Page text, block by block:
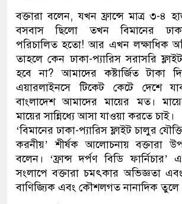
বক্তারা বলেন, যখন ফ্রান্সে মাত্র ৩-৪
বসবাস ছিলো তখন বিমানের ঢাকা-
পরিচালিত হতো! আর এখন লক্ষাধিক
তাহলে কেন ঢাকা-প্যারিস সরাসরি
হবে না? আমাদের কষ্টার্জিত টাকা
এয়ারলাইনসে টিকেট কেটে দেশে
বাংলাদেশ আমাদের মায়ের মত।
মায়ের সান্নিধ্যে আসা যাওয়া করতে চাই।
‘বিমানের ঢাকা-প্যারিস ফ্লাইট চালুর
করনীয়’ শীর্ষক আলোচনায় বক্তারা
বলেন। ‘ফ্রান্স দর্পণ বিডি
সংলাপে বক্তারা চমৎকার অভিজ্ঞতা এবং
বাণিজ্যিক এবং কৌশলগত নানাদিক তুলে